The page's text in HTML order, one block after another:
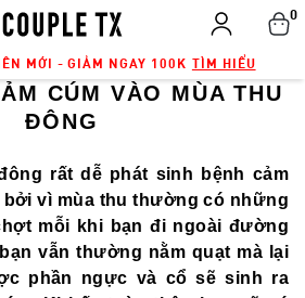
MỚI - GIẢM NGAY 100K TÌM HIỂU
0
CÚM VÀO MÙA THU
ĐÔNG
rất dễ phát sinh bệnh cảm
bởi vì mùa thu thường có những
mỗi khi bạn đi ngoài đường
vẫn thường nằm quạt mà lại
phần ngực và cổ sẽ sinh ra